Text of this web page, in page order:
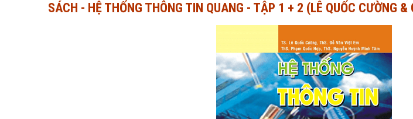
SÁCH - HỆ THỐNG THÔNG TIN QUANG - TẬP 1 + 2 (LÊ QUỐC CƯỜNG &